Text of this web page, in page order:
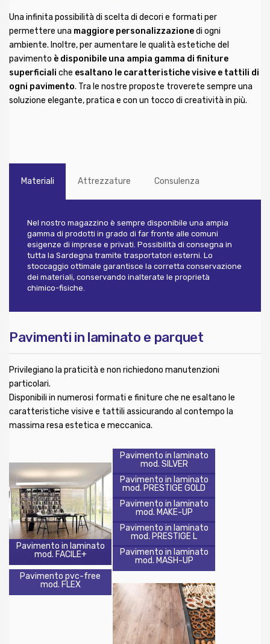
Una infinita possibilità di scelta di decori e formati per
permettere una maggiore personalizzazionedi ogni
ambiente. Inoltre, per aumentare le qualità estetiche del
pavimento è disponibile una ampia gamma di finiture
superficiali che esaltano le caratteristiche visive e tattili di
ogni pavimento. Tra le nostre proposte troverete sempre una
soluzione elegante, pratica e con un tocco di creatività in più.
Materiali Attrezzature Consulenza
Nel nostro magazzino è sempre disponibile una ampia
gamma di prodotti in grado di far fronte alle comuni
esigenze di imprese e privati. Possibilità di consegna in
tutta la Sardegna tramite trasportatori esterni. Lo
stoccaggio ottimale garantisce la corretta conservazione
dei materiali, conservando inalterate le proprietà
chimico-fisiche.
Pavimenti in laminato e parquet
Privilegiano la praticità e non richiedono manutenzioni
particolari.
Disponibili in numerosi formati e finiture che ne esaltano le
caratteristiche visive e tattili assicurando al contempo la
massima resa estetica e meccanica.
Pavimento in laminato
mod. FACILE+
Pavimento in laminato
mod. SILVER
Pavimento in laminato
mod. PRESTIGE GOLD
Pavimento in laminato
mod. MAKE-UP
Pavimento in laminato
mod. PRESTIGE L
Pavimento in laminato
mod. MASH-UP
Pavimento pvc-free
mod. FLEX